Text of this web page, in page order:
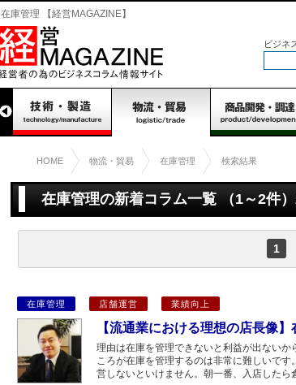
在庫管理 【経営MAGAZINE】
ビジネ
HOME 物流・貿易 在庫管理 検索結果
在庫管理の新着コラム一覧 （1～2件
1
在庫管理 店舗運営 業績向上
【流通業における理想の店長像
理由は在庫を管理できないと利益が出ない
ころが在庫を管理するのは非常に難しいで
営しないといけません。朝一番、入店した